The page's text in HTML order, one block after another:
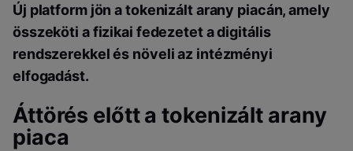
Új platform jön a tokenizált arany piacán, amely
összeköti a fizikai fedezetet a digitális
rendszerekkel és növeli az intézményi
elfogadást.
Áttörés előtt a tokenizált arany
piaca